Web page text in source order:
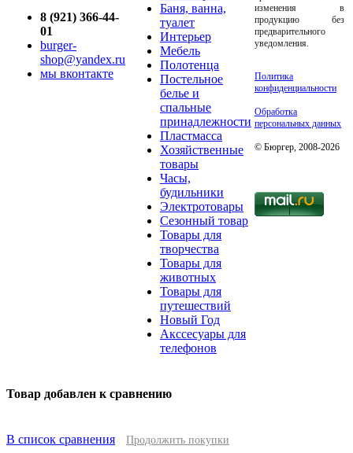
8 (921) 366-44-
01
burger-
shop@yandex.ru
мы вконтакте
Баня, ванна,
туалет
Интерьер
Мебель
Полотенца
Постельное
белье и
спальные
принадлежности
Пластмасса
Хозяйственные
товары
Часы,
будильники
Электротовары
Сезонный товар
Товары для
творчества
Товары для
животных
Товары для
путешествий
Новый Год
Акссесуары для
телефонов
изменения в
продукцию без
предварительного
уведомления.
Политика
конфиденциальности
Обработка
персональных данных
© Бюргер, 2008-2026
Товар добавлен к сравнению
В список сравнения Продолжить покупки